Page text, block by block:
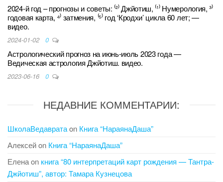
2024-й год – прогнозы и советы: ⁽²⁾ Джйотиш, ⁽¹⁾ Нумерология, ³⁾
годовая карта, ⁴⁾ затмения, ⁽⁵⁾ год ‘Кродхи’ цикла 60 лет; —
видео.
2024-01-02 0
Астрологический прогноз на июнь-июль 2023 года —
Ведическая астрология Джйотиш. видео.
2023-06-16 0
НЕДАВНИЕ КОММЕНТАРИИ:
ШколаВедавратаon Книга “НараянаДаша”
Алексейon Книга “НараянаДаша”
Еленаon книга “80 интерпретаций карт рождения — Тантра-
Джйотиш”, автор: Тамара Кузнецова